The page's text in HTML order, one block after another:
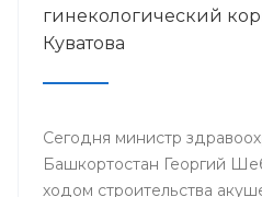
гинекологический
Куватова
Сегодня министр
Башкортостан Георгий
ходом строительства